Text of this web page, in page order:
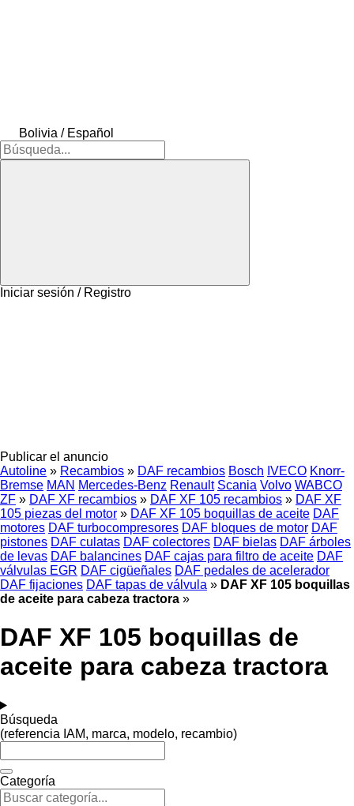
Bolivia / Español
Iniciar sesión / Registro
Publicar el anuncio
Autoline » Recambios » DAF recambios Bosch IVECO Knorr-
Bremse MAN Mercedes-Benz Renault Scania Volvo WABCO
ZF » DAF XF recambios » DAF XF 105 recambios » DAF XF
105 piezas del motor » DAF XF 105 boquillas de aceite DAF
motores DAF turbocompresores DAF bloques de motor DAF
pistones DAF culatas DAF colectores DAF bielas DAF árboles
de levas DAF balancines DAF cajas para filtro de aceite DAF
válvulas EGR DAF cigüeñales DAF pedales de acelerador
DAF fijaciones DAF tapas de válvula » DAF XF 105 boquillas
de aceite para cabeza tractora »
DAF XF 105 boquillas de
aceite para cabeza tractora
Búsqueda
(referencia IAM, marca, modelo, recambio)
Categoría